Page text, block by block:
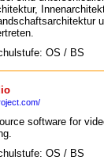
OS / BS
software for
OS / BS